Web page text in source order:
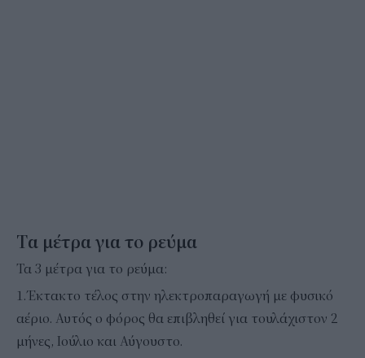
Tα μέτρα για το ρεύμα
Τα 3 μέτρα για το ρεύμα:
1.Έκτακτο τέλος στην ηλεκτροπαραγωγή με φυσικό
αέριο. Αυτός ο φόρος θα επιβληθεί για τουλάχιστον 2
μήνες, Ιούλιο και Αύγουστο.